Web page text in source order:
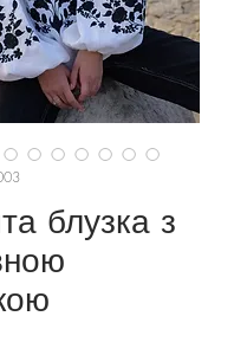
блузка з